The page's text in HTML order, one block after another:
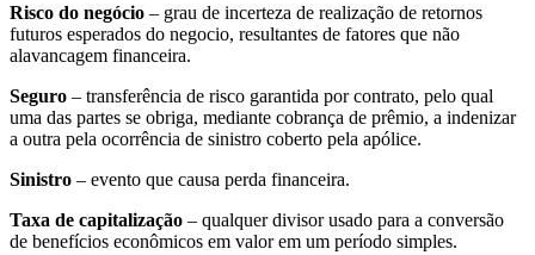
Risco do negócio – grau de incerteza de realização de retornos
futuros esperados do negocio, resultantes de fatores que não
alavancagem financeira.
Seguro – transferência de risco garantida por contrato, pelo qual
uma das partes se obriga, mediante cobrança de prêmio, a indenizar
a outra pela ocorrência de sinistro coberto pela apólice.
Sinistro – evento que causa perda financeira.
Taxa de capitalização – qualquer divisor usado para a conversão
de benefícios econômicos em valor em um período simples.